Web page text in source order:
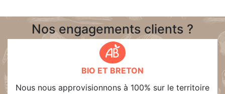
Nos engagements clients ?
BIO ET BRETON
Nous nous approvisionnons à 100% sur le territoire